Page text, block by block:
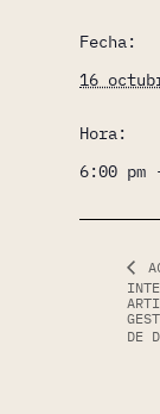
Fecha:
16
Hora:
6:00 pm
DE